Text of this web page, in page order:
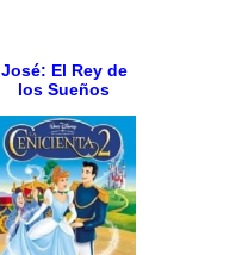
José: El Rey de
los Sueños